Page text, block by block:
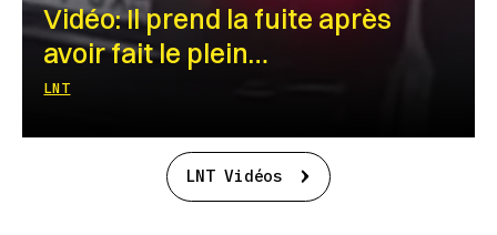
Vidéo: Il prend la fuite après
avoir fait le plein…
LNT
LNT Vidéos